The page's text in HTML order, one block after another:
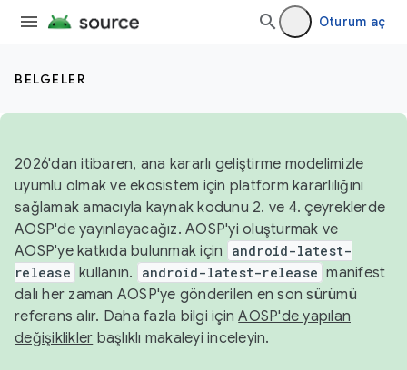
Oturum aç
BELGELER
2026'dan itibaren, ana kararlı geliştirme modelimizle
uyumlu olmak ve ekosistem için platform kararlılığını
sağlamak amacıyla kaynak kodunu 2. ve 4. çeyreklerde
AOSP'de yayınlayacağız. AOSP'yi oluşturmak ve
AOSP'ye katkıda bulunmak için
android-latest-
release kullanın. android-latest-release manifest
dalı her zaman AOSP'ye gönderilen en son sürümü
referans alır. Daha fazla bilgi içinAOSP'de yapılan
değişiklikler başlıklı makaleyi inceleyin.